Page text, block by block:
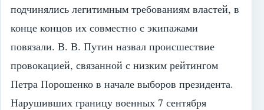
подчинялись легитимным требованиям властей, в
конце концов их совместно с экипажами
повязали. В. В. Путин назвал происшествие
провокацией, связанной с низким рейтингом
Петра Порошенко в начале выборов президента.
Нарушивших границу военных 7 сентября